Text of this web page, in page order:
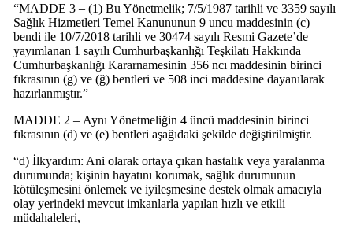
“MADDE 3 – (1) Bu Yönetmelik; 7/5/1987 tarihli ve 3359 sayılı
Sağlık Hizmetleri Temel Kanununun 9 uncu maddesinin (c)
bendi ile 10/7/2018 tarihli ve 30474 sayılı Resmi Gazete’de
yayımlanan 1 sayılı Cumhurbaşkanlığı Teşkilatı Hakkında
Cumhurbaşkanlığı Kararnamesinin 356 ncı maddesinin birinci
fıkrasının (g) ve (ğ) bentleri ve 508 inci maddesine dayanılarak
hazırlanmıştır.”
MADDE 2 – Aynı Yönetmeliğin 4 üncü maddesinin birinci
fıkrasının (d) ve (e) bentleri aşağıdaki şekilde değiştirilmiştir.
“d) İlkyardım: Ani olarak ortaya çıkan hastalık veya yaralanma
durumunda; kişinin hayatını korumak, sağlık durumunun
kötüleşmesini önlemek ve iyileşmesine destek olmak amacıyla
olay yerindeki mevcut imkanlarla yapılan hızlı ve etkili
müdahaleleri,